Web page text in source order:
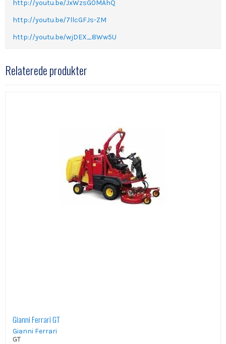
http://youtu.be/JxWzsG0MAhQ
http://youtu.be/7llcGFJs-ZM
http://youtu.be/wjDEX_8Ww5U
Relaterede produkter
Gianni Ferrari GT
Gianni Ferrari
GT